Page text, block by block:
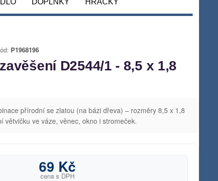
P1968196
D2544/1 - 8,5 x 1,8
přírodní se zlatou (na bázi dřeva) – rozměry 8,5 x 1,8
větvičku ve váze, věnec, okno i stromeček.
69 Kč
cena s DPH